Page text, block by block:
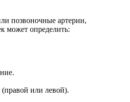
позвоночные артерии,
может определить:
(правой или левой).